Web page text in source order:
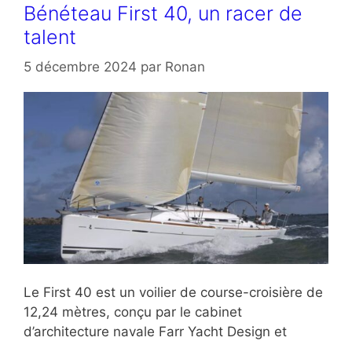
Bénéteau First 40, un racer de
talent
5 décembre 2024 par Ronan
Le First 40 est un voilier de course-croisière de
12,24 mètres, conçu par le cabinet
d’architecture navale Farr Yacht Design et